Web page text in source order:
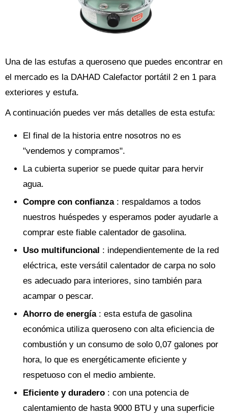
Una de las estufas a queroseno que puedes encontrar en
el mercado es la DAHAD Calefactor portátil 2 en 1 para
exteriores y estufa.
A continuación puedes ver más detalles de esta estufa:
El final de la historia entre nosotros no es
"vendemos y compramos".
La cubierta superior se puede quitar para hervir
agua.
Compre con confianza : respaldamos a todos
nuestros huéspedes y esperamos poder ayudarle a
comprar este fiable calentador de gasolina.
Uso multifuncional : independientemente de la red
eléctrica, este versátil calentador de carpa no solo
es adecuado para interiores, sino también para
acampar o pescar.
Ahorro de energía : esta estufa de gasolina
económica utiliza queroseno con alta eficiencia de
combustión y un consumo de solo 0,07 galones por
hora, lo que es energéticamente eficiente y
respetuoso con el medio ambiente.
Eficiente y duradero : con una potencia de
calentamiento de hasta 9000 BTU y una superficie